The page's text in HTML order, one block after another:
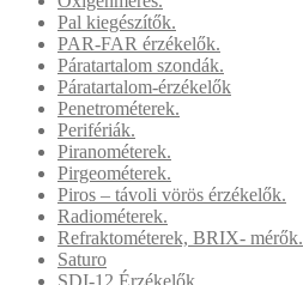
Pal kiegészítők.
PAR-FAR érzékelők.
Páratartalom szondák.
Páratartalom-érzékelők
Penetrométerek.
Perifériák.
Piranométerek.
Pirgeométerek.
Piros – távoli vörös érzékelők.
Radiométerek.
Refraktométerek, BRIX- mérők.
Saturo
SDI-12 Érzékelők